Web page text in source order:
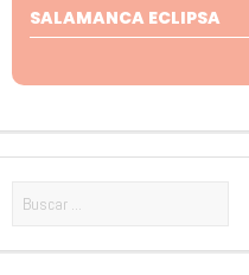
SALAMANCA ECLIPSA